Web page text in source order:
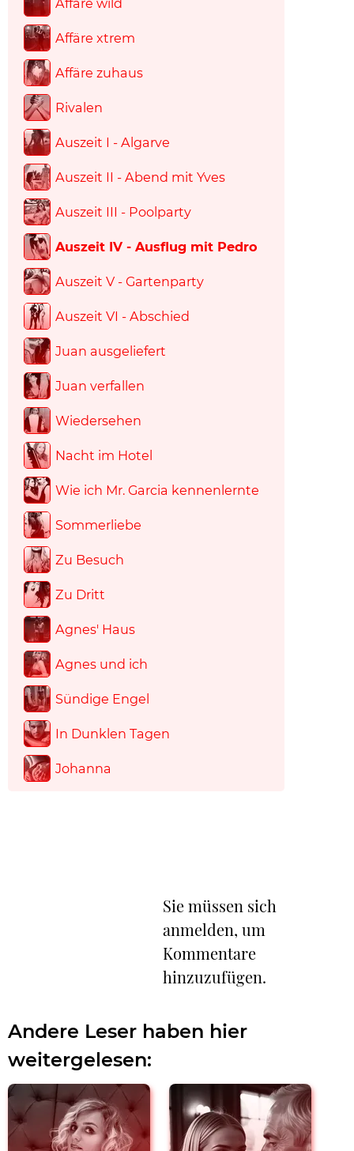
Affäre wild
Affäre xtrem
Affäre zuhaus
Rivalen
Auszeit I - Algarve
Auszeit II - Abend mit Yves
Auszeit III - Poolparty
Auszeit IV - Ausflug mit Pedro
Auszeit V - Gartenparty
Auszeit VI - Abschied
Juan ausgeliefert
Juan verfallen
Wiedersehen
Nacht im Hotel
Wie ich Mr. Garcia kennenlernte
Sommerliebe
Zu Besuch
Zu Dritt
Agnes' Haus
Agnes und ich
Sündige Engel
In Dunklen Tagen
Johanna
Sie müssen sich
anmelden, um
Kommentare
hinzuzufügen.
Andere Leser haben hier
weitergelesen: